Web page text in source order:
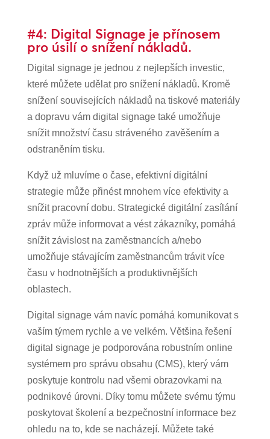
#4: Digital Signage je přínosem
pro úsilí o snížení nákladů.
Digital signage je jednou z nejlepších investic,
které můžete udělat pro snížení nákladů. Kromě
snížení souvisejících nákladů na tiskové materiály
a dopravu vám digital signage také umožňuje
snížit množství času stráveného zavěšením a
odstraněním tisku.
Když už mluvíme o čase, efektivní digitální
strategie může přinést mnohem více efektivity a
snížit pracovní dobu. Strategické digitální zasílání
zpráv může informovat a vést zákazníky, pomáhá
snížit závislost na zaměstnancích a/nebo
umožňuje stávajícím zaměstnancům trávit více
času v hodnotnějších a produktivnějších
oblastech.
Digital signage vám navíc pomáhá komunikovat s
vaším týmem rychle a ve velkém. Většina řešení
digital signage je podporována robustním online
systémem pro správu obsahu (CMS), který vám
poskytuje kontrolu nad všemi obrazovkami na
podnikové úrovni. Díky tomu můžete svému týmu
poskytovat školení a bezpečnostní informace bez
ohledu na to, kde se nacházejí. Můžete také